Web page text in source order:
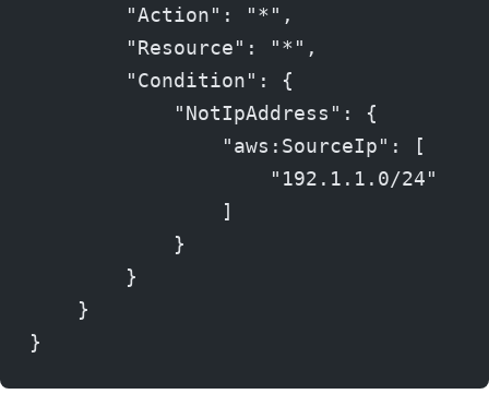
        "Action": "*",
        "Resource": "*",
        "Condition": {
            "NotIpAddress": {
                "aws:SourceIp": [
                    "192.1.1.0/24"
                ]
            }
        }
    }
}